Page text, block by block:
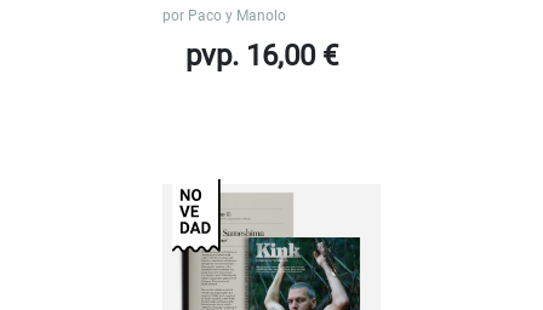
por Paco y Manolo
pvp. 16,00 €